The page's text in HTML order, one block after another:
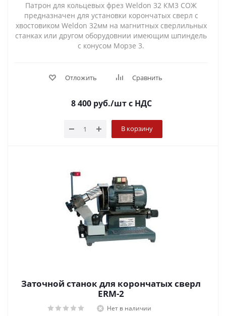
Патрон для кольцевых фрез Weldon 32 КМ3 СОЖ
предназначен для установки корончатых сверл с
хвостовиком Weldon 32мм на магнитных сверлильных
станках или другом оборудовнии имеющим шпиндель
с конусом Морзе 3.
Отложить Сравнить
8 400руб./штс НДС
В корзину
Заточной станок для корончатых сверл
ERM-2
Нет в наличии